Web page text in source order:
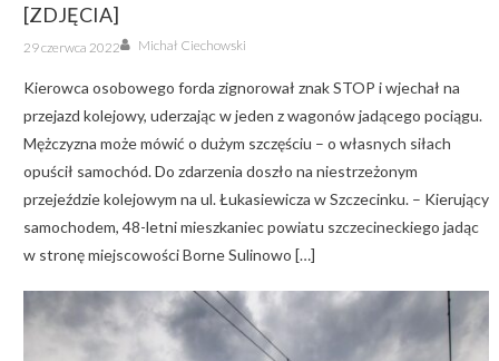
[ZDJĘCIA]
Posted
on
29 czerwca 2022 Author
Michał Ciechowski
Kierowca osobowego forda zignorował znak STOP i wjechał na
przejazd kolejowy, uderzając w jeden z wagonów jadącego pociągu.
Mężczyzna może mówić o dużym szczęściu – o własnych siłach
opuścił samochód. Do zdarzenia doszło na niestrzeżonym
przejeździe kolejowym na ul. Łukasiewicza w Szczecinku. – Kierujący
samochodem, 48-letni mieszkaniec powiatu szczecineckiego jadąc
w stronę miejscowości Borne Sulinowo […]